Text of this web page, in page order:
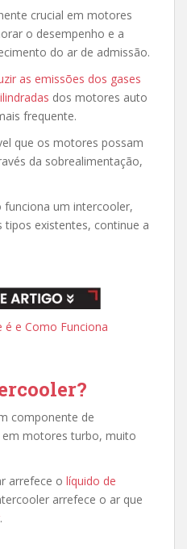
crucial em motores
o desempenho e a
do ar de admissão.
as emissões dos gases
dos motores auto
frequente.
que os motores possam
da sobrealimentação,
funciona um intercooler,
tipos existentes, continue a
é e Como Funciona
componente de
motores turbo, muito
arrefece o líquido de
arrefece o ar que
.